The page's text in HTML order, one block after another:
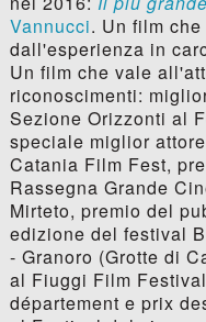
Vannucci. Un film
dall'esperienza in
Un film che vale
riconoscimenti:
Sezione Orizzonti al
speciale miglior
Catania Film Fest,
Rassegna Grande
Mirteto, premio del
edizione del festival
- Granoro (Grotte di
al Fiuggi Film
département e prix